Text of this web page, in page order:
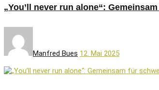
„You’ll never run alone“:
Manfred Bues 12. Mai 2025